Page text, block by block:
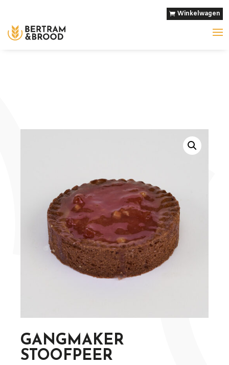
Winkelwagen
GANGMAKER
STOOFPEER